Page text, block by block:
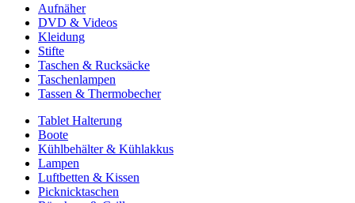
Aufnäher
DVD & Videos
Kleidung
Stifte
Taschen & Rucksäcke
Taschenlampen
Tassen & Thermobecher
Tablet Halterung
Boote
Kühlbehälter & Kühlakkus
Lampen
Luftbetten & Kissen
Picknicktaschen